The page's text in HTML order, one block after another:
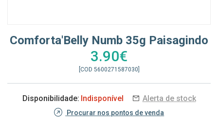
Comforta'Belly Numb 35g Paisagindo
3.90€
[COD 5600271587030]
Disponibilidade: Indisponível Alerta de stock
Procurar nos pontos de venda